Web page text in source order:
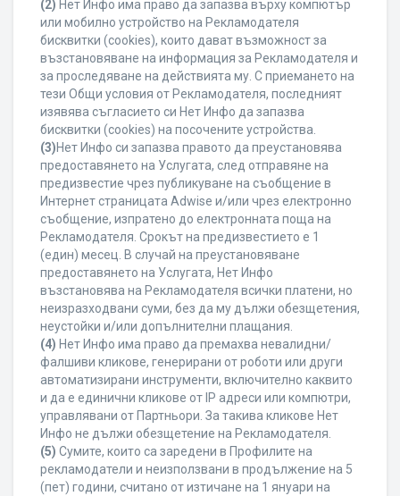
(2) Нет Инфо има право да запазва върху компютър
или мобилно устройство на Рекламодателя
бисквитки (cookies), които дават възможност за
възстановяване на информация за Рекламодателя и
за проследяване на действията му. С приемането на
тези Общи условия от Рекламодателя, последният
изявява съгласието си Нет Инфо да запазва
бисквитки (cookies) на посочените устройства.
(3)Нет Инфо си запазва правото да преустановява
предоставянето на Услугата, след отправяне на
предизвестие чрез публикуване на съобщение в
Интернет страницата Adwise и/или чрез електронно
съобщение, изпратено до електронната поща на
Рекламодателя. Срокът на предизвестието е 1
(един) месец. В случай на преустановяване
предоставянето на Услугата, Нет Инфо
възстановява на Рекламодателя всички платени, но
неизразходвани суми, без да му дължи обезщетения,
неустойки и/или допълнителни плащания.
(4) Нет Инфо има право да премахва невалидни/
фалшиви кликове, генерирани от роботи или други
автоматизирани инструменти, включително каквито
и да е единични кликове от IP адреси или компютри,
управлявани от Партньори. За такива кликове Нет
Инфо не дължи обезщетение на Рекламодателя.
(5) Сумите, които са заредени в Профилите на
рекламодатели и неизползвани в продължение на 5
(пет) години, считано от изтичане на 1 януари на